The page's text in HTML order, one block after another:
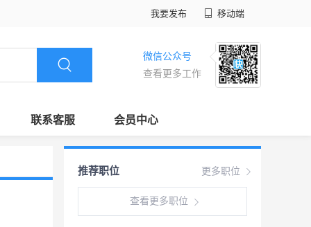
我要发布 移动端
微信公众号
查看更多工作
联系客服 会员中心
更多职位
推荐职位
查看更多职位